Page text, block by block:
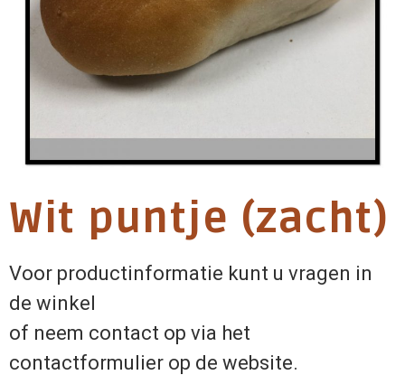
Wit puntje (zacht)
Voor productinformatie kunt u vragen in
de winkel
of neem contact op via het
contactformulier op de website.